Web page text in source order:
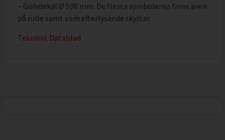
– Golvdekal Ø 500 mm. De flesta symbolerna finns även
på rulle samt som efterlysande skyltar.
Tekniskt Datablad